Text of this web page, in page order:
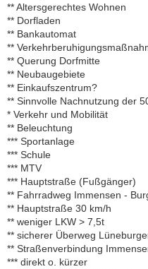
** Altersgerechtes Wohnen
** Dorfladen
** Bankautomat
**
** Querung Dorfmitte
** Neubaugebiete
** Einkaufszentrum?
** Sinnvolle Nachnutzung der
* Verkehr und Mobilität
** Beleuchtung
*** Sportanlage
*** Schule
*** MTV
*** Hauptstraße (Fußgänger)
** Fahrradweg Immensen -
** Hauptstraße 30 km/h
** weniger LKW > 7,5t
** sicherer Überweg
** Straßenverbindung
*** direkt o. kürzer